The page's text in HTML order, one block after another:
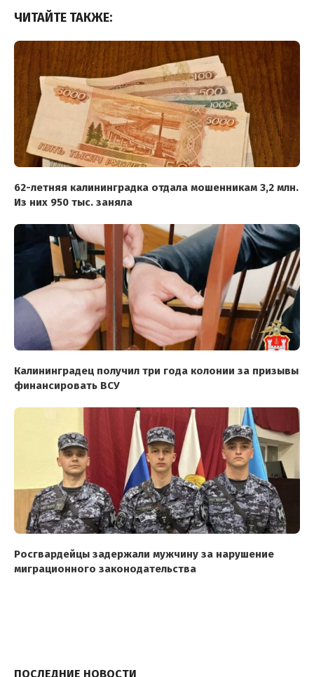
ЧИТАЙТЕ ТАКЖЕ:
62-летняя калининградка отдала мошенникам 3,2 млн.
Из них 950 тыс. заняла
Калининградец получил три года колонии за призывы
финансировать ВСУ
Росгвардейцы задержали мужчину за нарушение
миграционного законодательства
ПОСЛЕДНИЕ НОВОСТИ